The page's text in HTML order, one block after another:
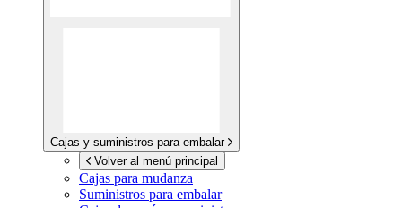
Cajas y suministros para embalar
Volver al menú principal
Cajas para mudanza
Suministros para embalar